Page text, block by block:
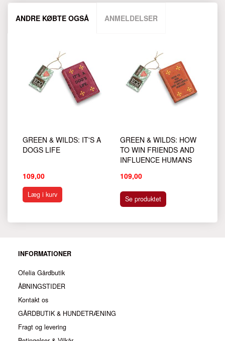
ANDRE KØBTE OGSÅ ANMELDELSER
GREEN & WILDS: IT'S A
DOGS LIFE
109,00
Læg i kurv
GREEN & WILDS: HOW
TO WIN FRIENDS AND
INFLUENCE HUMANS
109,00
Se produktet
INFORMATIONER
Ofelia Gårdbutik
ÅBNINGSTIDER
Kontakt os
GÅRDBUTIK & HUNDETRÆNING
Fragt og levering